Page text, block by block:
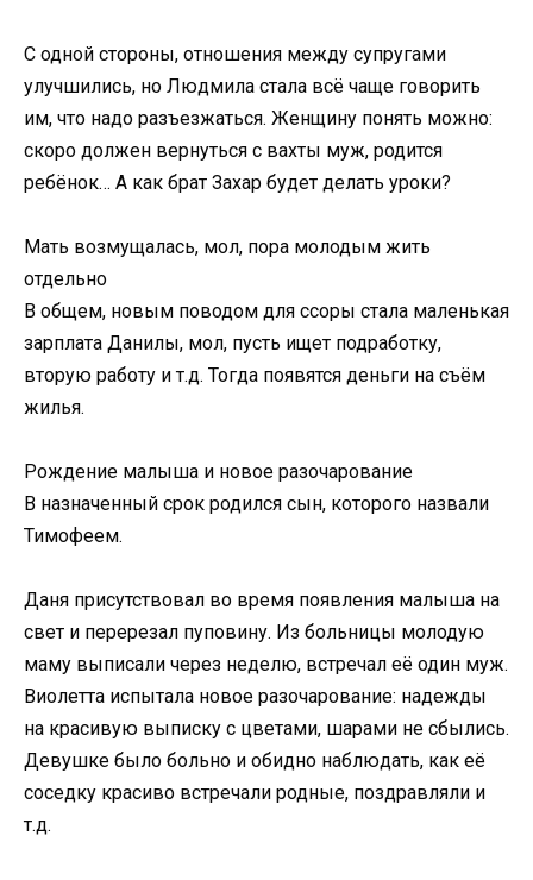
С одной стороны, отношения между супругами
улучшились, но Людмила стала всё чаще говорить
им, что надо разъезжаться. Женщину понять можно:
скоро должен вернуться с вахты муж, родится
ребёнок… А как брат Захар будет делать уроки?
Мать возмущалась, мол, пора молодым жить
отдельно
В общем, новым поводом для ссоры стала маленькая
зарплата Данилы, мол, пусть ищет подработку,
вторую работу и т.д. Тогда появятся деньги на съём
жилья.
Рождение малыша и новое разочарование
В назначенный срок родился сын, которого назвали
Тимофеем.
Даня присутствовал во время появления малыша на
свет и перерезал пуповину. Из больницы молодую
маму выписали через неделю, встречал её один муж.
Виолетта испытала новое разочарование: надежды
на красивую выписку с цветами, шарами не сбылись.
Девушке было больно и обидно наблюдать, как её
соседку красиво встречали родные, поздравляли и
т.д.